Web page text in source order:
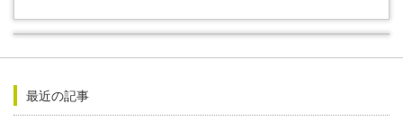
最近の記事